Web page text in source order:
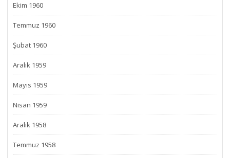
Ekim 1960
Temmuz 1960
Şubat 1960
Aralık 1959
Mayıs 1959
Nisan 1959
Aralık 1958
Temmuz 1958